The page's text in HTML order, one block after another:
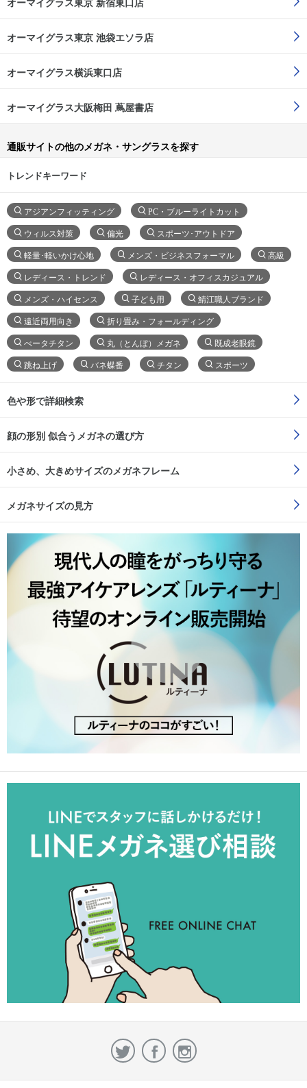
オーマイグラス東京 新宿東口店
オーマイグラス東京 池袋エソラ店
オーマイグラス横浜東口店
オーマイグラス大阪梅田 蔦屋書店
通販サイトの他のメガネ・サングラスを探す
トレンドキーワード
アジアンフィッティング PC・ブルーライトカット
ウィルス対策 偏光 スポーツ･アウトドア
軽量･軽いかけ心地 メンズ・ビジネスフォーマル 高級
レディース・トレンド レディース・オフィスカジュアル
メンズ・ハイセンス 子ども用 鯖江職人ブランド
遠近両用向き 折り畳み・フォールディング
べータチタン 丸（とんぼ）メガネ 既成老眼鏡
跳ね上げ バネ蝶番 チタン スポーツ
色や形で詳細検索
顔の形別 似合うメガネの選び方
小さめ、大きめサイズのメガネフレーム
メガネサイズの見方